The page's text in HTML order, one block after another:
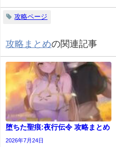
攻略ページ
攻略まとめの関連記事
堕ちた聖痕:夜行伝令 攻略まとめ
2026年7月24日